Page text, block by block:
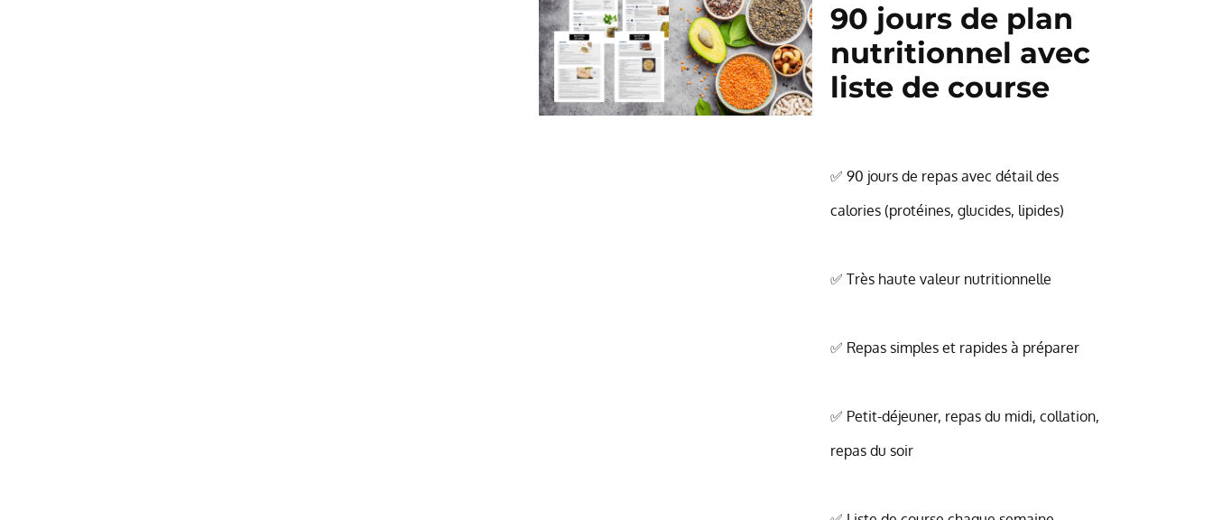
90 jours de plan
nutritionnel avec
liste de course
✅ 90 jours de repas avec détail des
calories (protéines, glucides, lipides)
✅ Très haute valeur nutritionnelle
✅ Repas simples et rapides à préparer
✅ Petit-déjeuner, repas du midi, collation,
repas du soir